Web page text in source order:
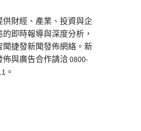
供財經、產業、投資與企
的即時報導與深度分析，
聞捷發新聞發佈網絡。新
佈與廣告合作請洽 0800-
。